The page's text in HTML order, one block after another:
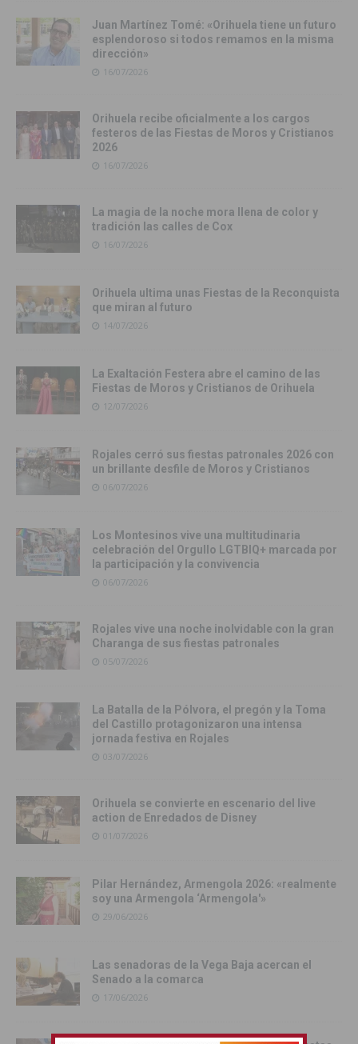
Juan Martínez Tomé: «Orihuela tiene un futuro
esplendoroso si todos remamos en la misma
dirección»
16/07/2026
Orihuela recibe oficialmente a los cargos
festeros de las Fiestas de Moros y Cristianos
2026
16/07/2026
La magia de la noche mora llena de color y
tradición las calles de Cox
16/07/2026
Orihuela ultima unas Fiestas de la Reconquista
que miran al futuro
14/07/2026
La Exaltación Festera abre el camino de las
Fiestas de Moros y Cristianos de Orihuela
12/07/2026
Rojales cerró sus fiestas patronales 2026 con
un brillante desfile de Moros y Cristianos
06/07/2026
Los Montesinos vive una multitudinaria
celebración del Orgullo LGTBIQ+ marcada por
la participación y la convivencia
06/07/2026
Rojales vive una noche inolvidable con la gran
Charanga de sus fiestas patronales
05/07/2026
La Batalla de la Pólvora, el pregón y la Toma
del Castillo protagonizaron una intensa
jornada festiva en Rojales
03/07/2026
Orihuela se convierte en escenario del live
action de Enredados de Disney
01/07/2026
Pilar Hernández, Armengola 2026: «realmente
soy una Armengola ‘Armengola'»
29/06/2026
Las senadoras de la Vega Baja acercan el
Senado a la comarca
17/06/2026